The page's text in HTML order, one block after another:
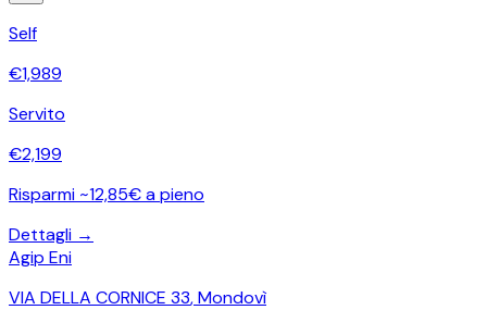
Self
€1,989
Servito
€2,199
Risparmi ~12,85€ a pieno
Dettagli →
Agip Eni
VIA DELLA CORNICE 33,Mondovì